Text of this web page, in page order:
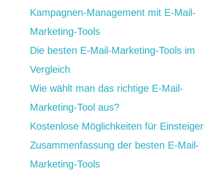
Kampagnen-Management mit E-Mail-
Marketing-Tools
Die besten E-Mail-Marketing-Tools im
Vergleich
Wie wählt man das richtige E-Mail-
Marketing-Tool aus?
Kostenlose Möglichkeiten für Einsteiger
Zusammenfassung der besten E-Mail-
Marketing-Tools